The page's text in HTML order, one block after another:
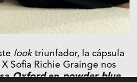
looktriunfador, la cápsula
Sofia Richie Grainge nos
Oxfordenpowder blue